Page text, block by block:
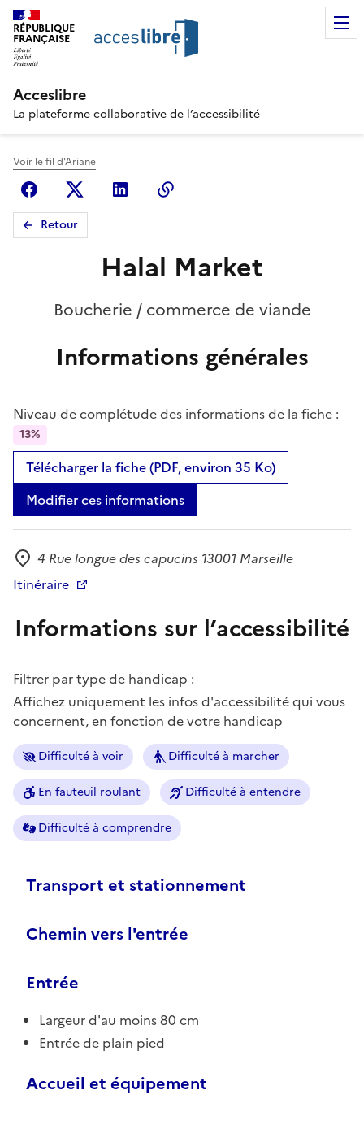
RÉPUBLIQUE
FRANÇAISE
Acceslibre
La plateforme collaborative de l’accessibilité
Voir le fil d'Ariane
FacebookX (anciennement Twitter)
Linkedin
Retour
Halal Market
Boucherie / commerce de viande
Informations générales
Niveau de complétude des informations de la fiche :
13%
Télécharger la fiche (PDF, environ 35 Ko)
Modifier ces informations
Adresse
4 Rue longue des capucins 13001 Marseille
Itinéraire
Informations sur l’accessibilité
Filtrer par type de handicap :
Affichez uniquement les infos d'accessibilité qui vous
concernent, en fonction de votre handicap
Difficulté à voir Difficulté à marcher
En fauteuil roulant Difficulté à entendre
Difficulté à comprendre
Transport et stationnement
Chemin vers l'entrée
Entrée
Largeur d'au moins 80 cm
Entrée de plain pied
Accueil et équipement